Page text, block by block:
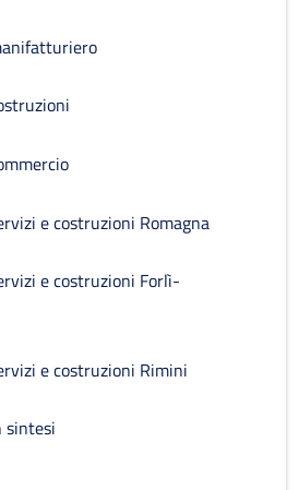
e costruzioni Romagna
e costruzioni Forlì-
e costruzioni Rimini
sintesi